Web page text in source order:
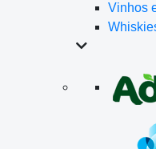
Vinhos